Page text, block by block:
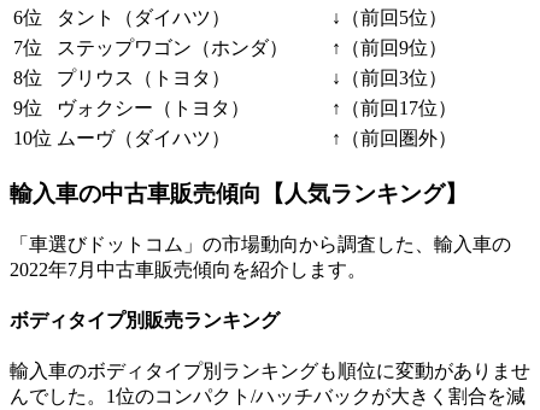
6位
タント（ダイハツ）
↓（前回5位）
7位
ステップワゴン（ホンダ）
↑（前回9位）
8位
プリウス（トヨタ）
↓（前回3位）
9位
ヴォクシー（トヨタ）
↑（前回17位）
10位 ムーヴ（ダイハツ） ↑（前回圏外）
輸入車の中古車販売傾向【人気ランキング】
「車選びドットコム」の市場動向から調査した、輸入車の
2022年7月中古車販売傾向を紹介します。
ボディタイプ別販売ランキング
輸入車のボディタイプ別ランキングも順位に変動がありませ
んでした。1位のコンパクト/ハッチバックが大きく割合を減